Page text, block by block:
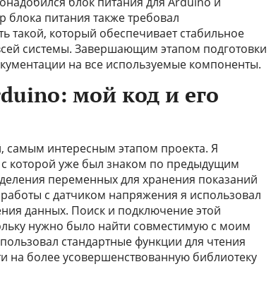
питания также требовал
такой, который обеспечивает стабильное
системы. Завершающим этапом подготовки
на все используемые компоненты.
мой код и его
самым интересным этапом проекта. Я
с которой уже был знаком по предыдущим
переменных для хранения показаний
с датчиком напряжения я использовал
данных. Поиск и подключение этой
нужно было найти совместимую с моим
стандартные функции для чтения
на более усовершенствованную библиотеку